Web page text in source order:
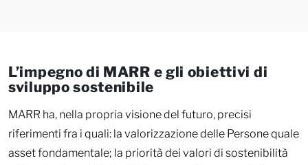
L’impegno di MARR e gli obiettivi di
sviluppo sostenibile
MARR ha, nella propria visione del futuro, precisi
riferimenti fra i quali: la valorizzazione delle Persone quale
asset fondamentale; la priorità dei valori di sostenibilità